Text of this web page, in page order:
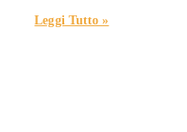
Leggi Tutto »